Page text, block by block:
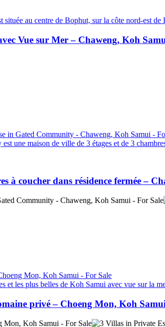
située au centre de Bophut, sur la côte nord-est
Vue sur Mer – Chaweng, Koh
une maison de ville de 3 étages et de 3
à coucher dans résidence fermée –
et les plus belles de Koh Samui avec vue sur la
privé – Choeng Mon, Koh